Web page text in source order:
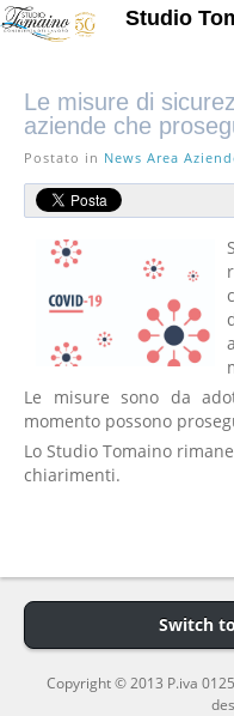
Studio
Le misure di
aziende che
Postato in News Area
Le misure sono da
momento possono
Lo Studio Tomaino
chiarimenti.
Switch
Copyright © 2013 P.iva